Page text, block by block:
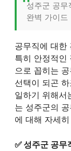
성주군 공무
완벽 가이드
공무직에 대한
특히 안정적인
으로 꼽히는
선택이 되곤
일하기 위해서
는 성주군의
에 대해 자세
✅성주군 공무